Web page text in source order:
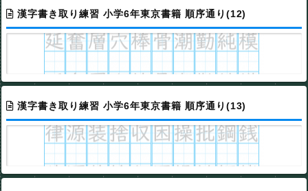
漢字書き取り練習 小学6年東京書籍 順序通り(12)
漢字書き取り練習 小学6年東京書籍 順序通り(13)